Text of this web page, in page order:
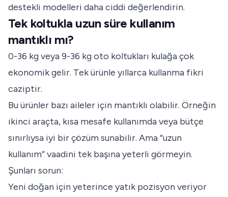
destekli modelleri daha ciddi değerlendirin.
Tek koltukla uzun süre kullanım
mantıklı mı?
0-36 kg veya 9-36 kg oto koltukları kulağa çok
ekonomik gelir. Tek ürünle yıllarca kullanma fikri
caziptir.
Bu ürünler bazı aileler için mantıklı olabilir. Örneğin
ikinci araçta, kısa mesafe kullanımda veya bütçe
sınırlıysa iyi bir çözüm sunabilir. Ama “uzun
kullanım” vaadini tek başına yeterli görmeyin.
Şunları sorun:
Yeni doğan için yeterince yatık pozisyon veriyor